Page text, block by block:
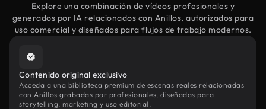
Explore una combinación de vídeos profesionales y
generados por IA relacionados con Anillos, autorizados para
uso comercial y diseñados para flujos de trabajo modernos.
Contenido original exclusivo
Acceda a una biblioteca premium de escenas reales relacionadas
con Anillos grabadas por profesionales, diseñadas para
storytelling, marketing y uso editorial.